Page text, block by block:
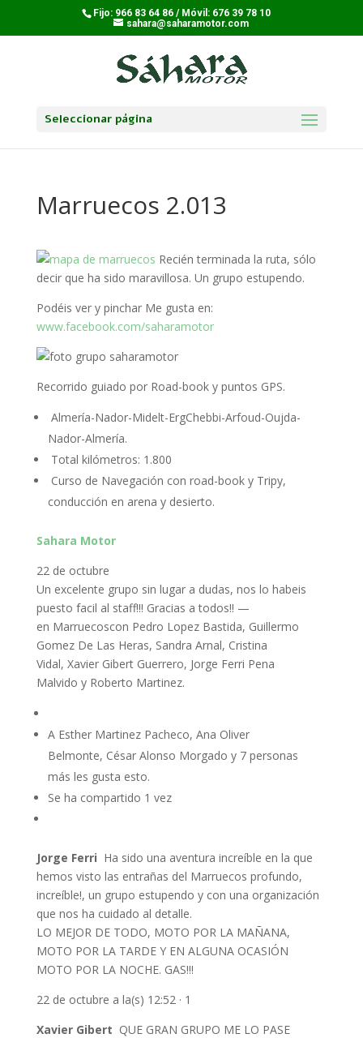
Fijo: 966 83 64 86 / Móvil: 676 39 78 10
sahara@saharamotor.com
Seleccionar página
Marruecos 2.013
Recién terminada la ruta, sólo
decir que ha sido maravillosa. Un grupo estupendo.
Podéis ver y pinchar Me gusta en:
www.facebook.com/saharamotor
Recorrido guiado por Road-book y puntos GPS.
Almería-Nador-Midelt-ErgChebbi-Arfoud-Oujda-
Nador-Almería.
Total kilómetros: 1.800
Curso de Navegación con road-book y Tripy,
conducción en arena y desierto.
Sahara Motor
22 de octubre
Un excelente grupo sin lugar a dudas, nos lo habeis
puesto facil al staff!!! Gracias a todos!! —
en Marruecoscon Pedro Lopez Bastida, Guillermo
Gomez De Las Heras, Sandra Arnal, Cristina
Vidal, Xavier Gibert Guerrero, Jorge Ferri Pena
Malvido y Roberto Martinez.
A Esther Martinez Pacheco, Ana Oliver
Belmonte, César Alonso Morgado y 7 personas
más les gusta esto.
Se ha compartido 1 vez
Jorge Ferri Ha sido una aventura increíble en la que
hemos visto las entrañas del Marruecos profundo,
increíble!, un grupo estupendo y con una organización
que nos ha cuidado al detalle.
LO MEJOR DE TODO, MOTO POR LA MAÑANA,
MOTO POR LA TARDE Y EN ALGUNA OCASIÓN
MOTO POR LA NOCHE. GAS!!!
22 de octubre a la(s) 12:52 · 1
Xavier Gibert QUE GRAN GRUPO ME LO PASE